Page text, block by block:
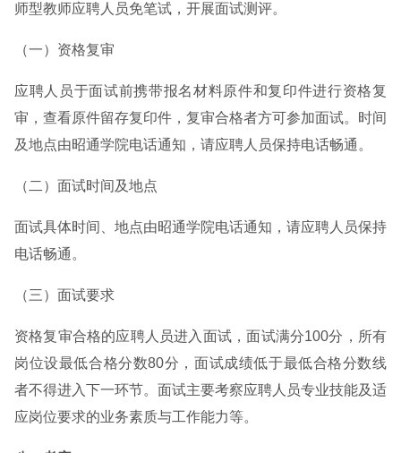
师型教师应聘人员免笔试，开展面试测评。
（一）资格复审
应聘人员于面试前携带报名材料原件和复印件进行资格复
审，查看原件留存复印件，复审合格者方可参加面试。时间
及地点由昭通学院电话通知，请应聘人员保持电话畅通。
（二）面试时间及地点
面试具体时间、地点由昭通学院电话通知，请应聘人员保持
电话畅通。
（三）面试要求
资格复审合格的应聘人员进入面试，面试满分100分，所有
岗位设最低合格分数80分，面试成绩低于最低合格分数线
者不得进入下一环节。面试主要考察应聘人员专业技能及适
应岗位要求的业务素质与工作能力等。